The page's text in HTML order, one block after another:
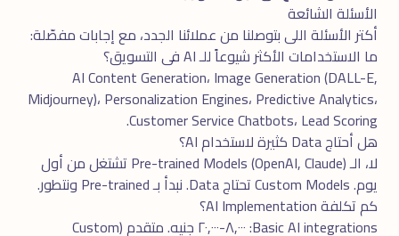
الأسئلة الشائعة
أكتر الأسئلة اللى بتوصلنا من عملائنا الجدد، مع إجابات مفصّلة:
ما الاستخدامات الأكثر شيوعاً للـ AI فى التسويق؟
AI Content Generation، Image Generation (DALL-E,
Midjourney)، Personalization Engines، Predictive Analytics،
Customer Service Chatbots، Lead Scoring.
هل أحتاج Data كثيرة لاستخدام AI؟
لا، الـ Pre-trained Models (OpenAI, Claude) تشتغل من أول
يوم. Custom Models تحتاج Data. نبدأ بـ Pre-trained ونتطور.
كم تكلفة AI Implementation؟
Basic AI integrations: ٨,٠٠٠-٢٠,٠٠٠ جنيه. متقدم (Custom